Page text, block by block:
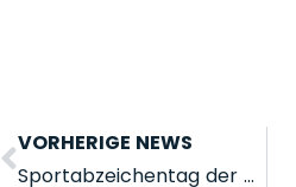
VORHERIGE NEWS
Sportabzeichentag der Grundschule Friedrichstraße